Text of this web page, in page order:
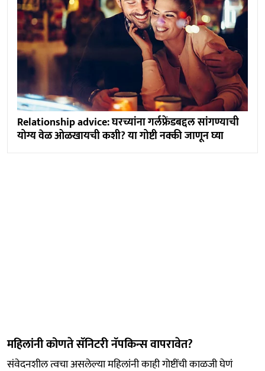
Relationship advice: घरच्यांना गर्लफ्रेंडबद्दल सांगण्याची
योग्य वेळ ओळखायची कशी? या गोष्टी नक्की जाणून घ्या
महिलांनी कोणते सॅनिटरी नॅपकिन्स वापरावेत?
संवेदनशील त्वचा असलेल्या महिलांनी काही गोष्टींची काळजी घेणं